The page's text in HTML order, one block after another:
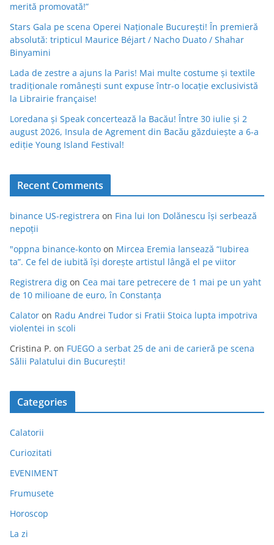
merită promovată!”
Stars Gala pe scena Operei Naționale București! În premieră
absolută: tripticul Maurice Béjart / Nacho Duato / Shahar
Binyamini
Lada de zestre a ajuns la Paris! Mai multe costume și textile
tradiționale românești sunt expuse într-o locație exclusivistă
la Librairie française!
Loredana și Speak concertează la Bacău! Între 30 iulie și 2
august 2026, Insula de Agrement din Bacău găzduiește a 6-a
ediție Young Island Festival!
Recent Comments
binance US-registrera on Fina lui Ion Dolănescu își serbează
nepoții
"oppna binance-konto on Mircea Eremia lansează “Iubirea
ta”. Ce fel de iubită își dorește artistul lângă el pe viitor
Registrera dig on Cea mai tare petrecere de 1 mai pe un yaht
de 10 milioane de euro, în Constanța
Calator on Radu Andrei Tudor si Fratii Stoica lupta impotriva
violentei in scoli
Cristina P. on FUEGO a serbat 25 de ani de carieră pe scena
Sălii Palatului din București!
Categories
Calatorii
Curiozitati
EVENIMENT
Frumusete
Horoscop
La zi